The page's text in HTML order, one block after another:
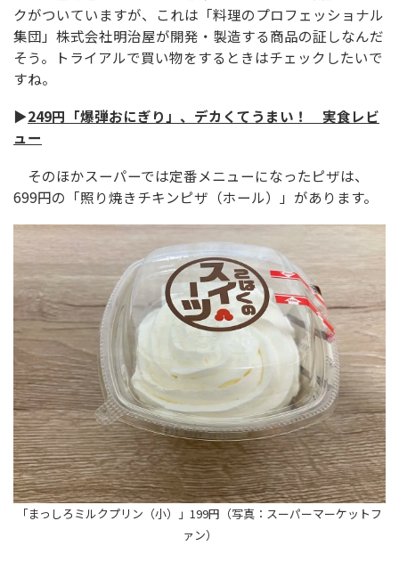
クがついていますが、これは「料理のプロフェッショナル
集団」株式会社明治屋が開発・製造する商品の証しなんだ
そう。トライアルで買い物をするときはチェックしたいで
すね。
▶249円「爆弾おにぎり」、デカくてうまい！ 実食レビ
ュー
そのほかスーパーでは定番メニューになったピザは、
699円の「照り焼きチキンピザ（ホール）」があります。
「まっしろミルクプリン（小）」199円（写真：スーパーマーケットフ
ァン）